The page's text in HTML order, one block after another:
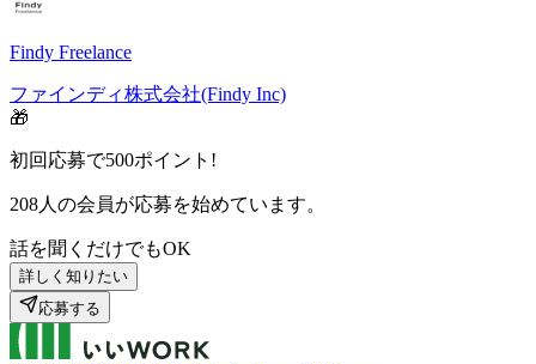
Findy Freelance
ファインディ株式会社(Findy Inc)
🎁
初回応募で500ポイント!
208人の会員が応募を始めています。
話を聞くだけでもOK
詳しく知りたい
応募する